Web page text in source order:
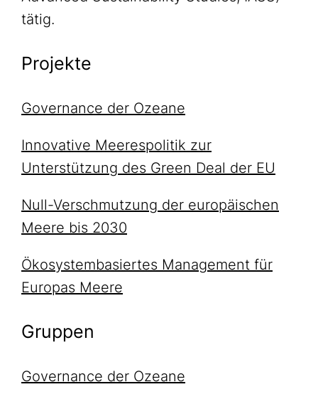
tätig.
Projekte
Governance der Ozeane
Innovative Meerespolitik zur
Unterstützung des Green Deal der EU
Null-Verschmutzung der europäischen
Meere bis 2030
Ökosystembasiertes Management für
Europas Meere
Gruppen
Governance der Ozeane